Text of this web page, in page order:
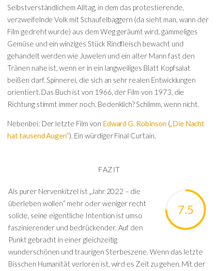
Selbstverständlichem Alltag, in dem das protestierende,
verzweifelnde Volk mit Schaufelbaggern (da sieht man, wann der
Film gedreht wurde) aus dem Weg geräumt wird, gammeliges
Gemüse und ein winziges Stück Rindfleisch bewacht und
gehandelt werden wie Juwelen und ein alter Mann fast den
Tränen nahe ist, wenn er in ein langweiliges Blatt Kopfsalat
beißen darf. Spinnerei, die sich an sehr realen Entwicklungen
orientiert. Das Buch ist von 1966, der Film von 1973, die
Richtung stimmt immer noch. Bedenklich? Schlimm, wenn nicht.
Nebenbei: Der letzte Film von Edward G. Robinson(„Die Nacht
hat tausend Augen“). Ein würdiger Final Curtain.
FAZIT
7.5
Als purer Nervenkitzel ist „Jahr 2022 – die
überleben wollen“ mehr oder weniger recht
solide, seine eigentliche Intention ist umso
faszinierender und bedrückender. Auf den
Punkt gebracht in einer gleichzeitig
wunderschönen und traurigen Sterbeszene. Wenn das letzte
Bisschen Humanität verloren ist, wird es Zeit zu gehen. Mit der